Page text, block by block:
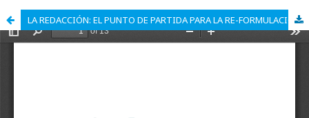
LA REDACCIÓN: EL PUNTO DE PARTIDA PARA LA RE-FORMULACIÓN DE LAS NUEVAS NORMAS SOCIALES